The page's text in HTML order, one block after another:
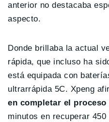
anterior no destacaba
aspecto.
Donde brillaba la actual
rápida, que incluso ha
está equipada con
ultrarrápida 5C. Xpeng
en completar el proceso
minutos en recuperar